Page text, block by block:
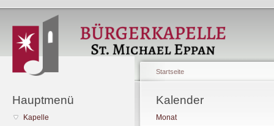
Hauptmenü
Kapelle
Startseite
Kalender
Monat